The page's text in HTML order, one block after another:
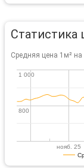
Статистика
Средняя цена 1м² на
нояб. 25
800
800
1 000
1 000